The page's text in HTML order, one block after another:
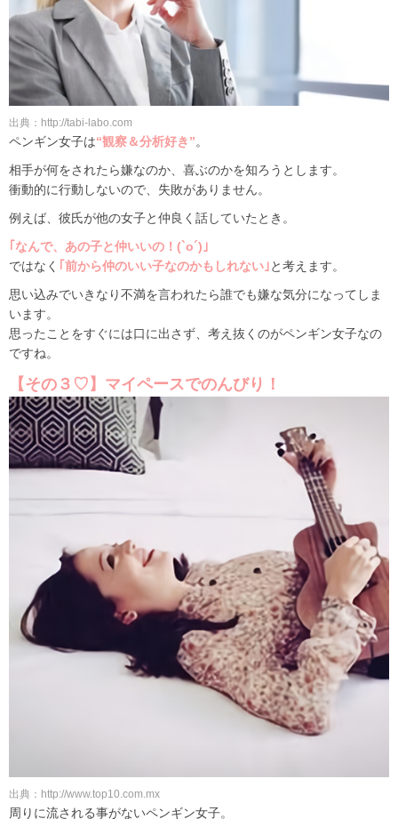
出典：http://tabi-labo.com
ペンギン女子は“観察＆分析好き”。
相手が何をされたら嫌なのか、喜ぶのかを知ろうとします。
衝動的に行動しないので、失敗がありません。
例えば、彼氏が他の女子と仲良く話していたとき。
｢なんで、あの子と仲いいの！(`o´)｣
ではなく ｢前から仲のいい子なのかもしれない｣と考えます。
思い込みでいきなり不満を言われたら誰でも嫌な気分になってしま
います。
思ったことをすぐには口に出さず、考え抜くのがペンギン女子なの
ですね。
【その３♡】マイペースでのんびり！
出典：http://www.top10.com.mx
周りに流される事がないペンギン女子。